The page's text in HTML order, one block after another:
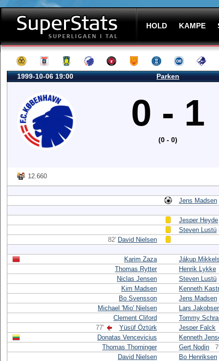
HOLD KAMPE
1999-10-06 19:00 Parken
0 - 1
(0 - 0)
12.660
Jens Madsen
Jesper Heyde
Steven Lustü
82' David Nielsen
Karim Zaza
Jákup
Thomas Rytter
Henrik Lykke
Niclas Jensen
Steven Lustü
Kim Madsen
Kenneth
Bo Svensson
Jens Madsen
Michael 'Mio' Nielsen
Lars
Clement Cliford
Tommy
77'
Yüsüf Öztürk
Jesper Falck
Donatas Vencevicius
Kenneth
Thomas Thorninger
Gert Nodin
David Nielsen
Bo Henriksen